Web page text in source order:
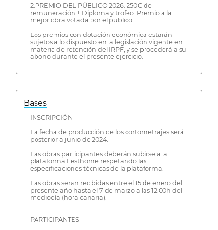
2.PREMIO DEL PÚBLICO 2026: 250€ de
remuneración + Diploma y trofeo. Premio a la
mejor obra votada por el público.
Los premios con dotación económica estarán
sujetos a lo dispuesto en la legislación vigente en
materia de retención del IRPF, y se procederá a su
abono durante el presente ejercicio.
Bases
INSCRIPCIÓN
La fecha de producción de los cortometrajes será
posterior a junio de 2024.
Las obras participantes deberán subirse a la
plataforma Festhome respetando las
especificaciones técnicas de la plataforma.
Las obras serán recibidas entre el 15 de enero del
presente año hasta el 7 de marzo a las 12:00h del
mediodía (hora canaria).
PARTICIPANTES